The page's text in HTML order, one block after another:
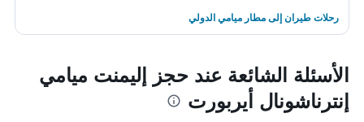
رحلات طيران إلى مطار ميامي الدولي
الأسئلة الشائعة عند حجز إليمنت ميامي
إنترناشونال أيربورت